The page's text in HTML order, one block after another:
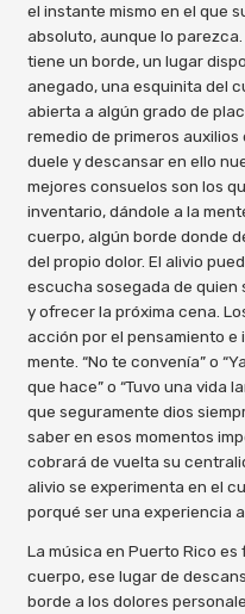
el instante mismo en el que
absoluto, aunque lo
tiene un borde, un lugar
anegado, una esquinita del
abierta a algún grado de
remedio de primeros
duele y descansar en ello
mejores consuelos son los
inventario, dándole a la
cuerpo, algún borde donde
del propio dolor. El alivio
escucha sosegada de
y ofrecer la próxima cena.
acción por el pensamiento
mente. “No te convenía” o
que hace” o “Tuvo una vida
que seguramente dios
saber en esos momentos
cobrará de vuelta su
alivio se experimenta en el
porqué ser una experiencia
La música en Puerto Rico
cuerpo, ese lugar de
borde a los dolores